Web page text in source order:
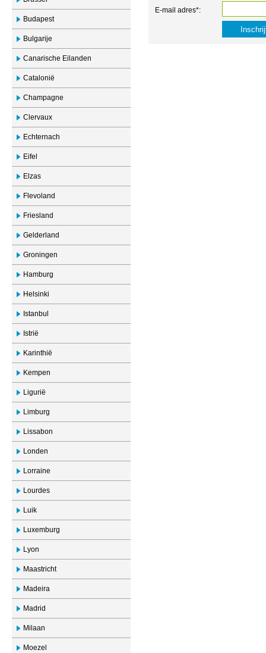
Budapest
Bulgarije
Canarische Eilanden
Catalonië
Champagne
Clervaux
Echternach
Eifel
Elzas
Flevoland
Friesland
Gelderland
Groningen
Hamburg
Helsinki
Istanbul
Istrië
Karinthië
Kempen
Ligurië
Limburg
Lissabon
Londen
Lorraine
Lourdes
Luik
Luxemburg
Lyon
Maastricht
Madeira
Madrid
Milaan
Moezel
E-mail adres*: